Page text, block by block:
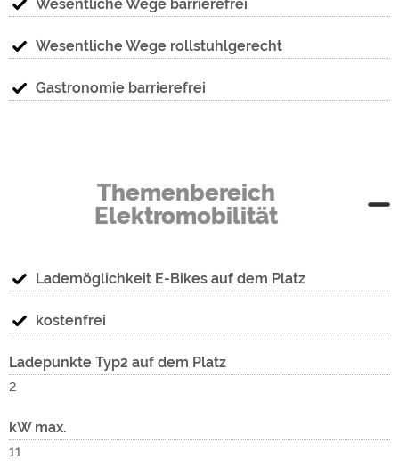
Wesentliche Wege barrierefrei
Wesentliche Wege rollstuhlgerecht
Gastronomie barrierefrei
Themenbereich
Elektromobilität
Lademöglichkeit E-Bikes auf dem Platz
kostenfrei
Ladepunkte Typ2 auf dem Platz
2
kW max.
11